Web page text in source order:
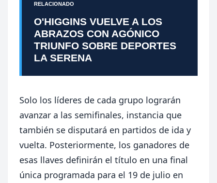
RELACIONADO
O'HIGGINS VUELVE A LOS
ABRAZOS CON AGÓNICO
TRIUNFO SOBRE DEPORTES
LA SERENA
Solo los líderes de cada grupo lograrán
avanzar a las semifinales, instancia que
también se disputará en partidos de ida y
vuelta. Posteriormente, los ganadores de
esas llaves definirán el título en una final
única programada para el 19 de julio en